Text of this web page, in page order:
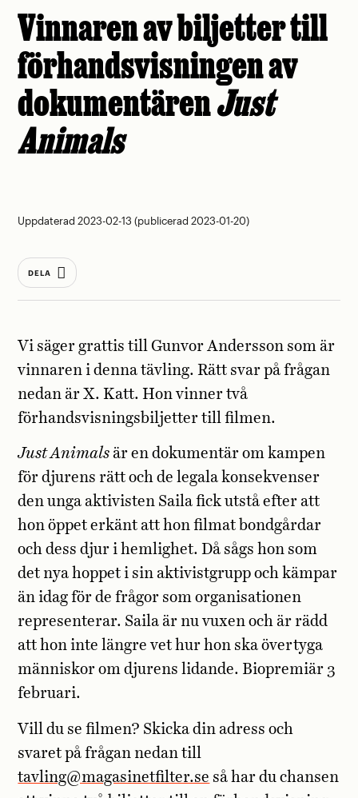
Vinnaren av biljetter till
förhandsvisningen av
dokumentärenJust
Animals
Uppdaterad 2023-02-13 (publicerad 2023-01-20)
DELA
Vi säger grattis till Gunvor Andersson som är
vinnaren i denna tävling. Rätt svar på frågan
nedan är X. Katt. Hon vinner två
förhandsvisningsbiljetter till filmen.
Just Animals är en dokumentär om kampen
för djurens rätt och de legala konsekvenser
den unga aktivisten Saila fick utstå efter att
hon öppet erkänt att hon filmat bondgårdar
och dess djur i hemlighet. Då sågs hon som
det nya hoppet i sin aktivistgrupp och kämpar
än idag för de frågor som organisationen
representerar. Saila är nu vuxen och är rädd
att hon inte längre vet hur hon ska övertyga
människor om djurens lidande. Biopremiär 3
februari.
Vill du se filmen? Skicka din adress och
svaret på frågan nedan till
tavling@magasinetfilter.se så har du chansen